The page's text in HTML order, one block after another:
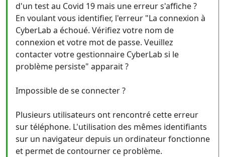
d'un test au Covid 19 mais une erreur s'affiche ?
En voulant vous identifier, l'erreur "La connexion à
CyberLab a échoué. Vérifiez votre nom de
connexion et votre mot de passe. Veuillez
contacter votre gestionnaire CyberLab si le
problème persiste" apparait ?
Impossible de se connecter ?
Plusieurs utilisateurs ont rencontré cette erreur
sur téléphone. L'utilisation des mêmes identifiants
sur un navigateur depuis un ordinateur fonctionne
et permet de contourner ce problème.